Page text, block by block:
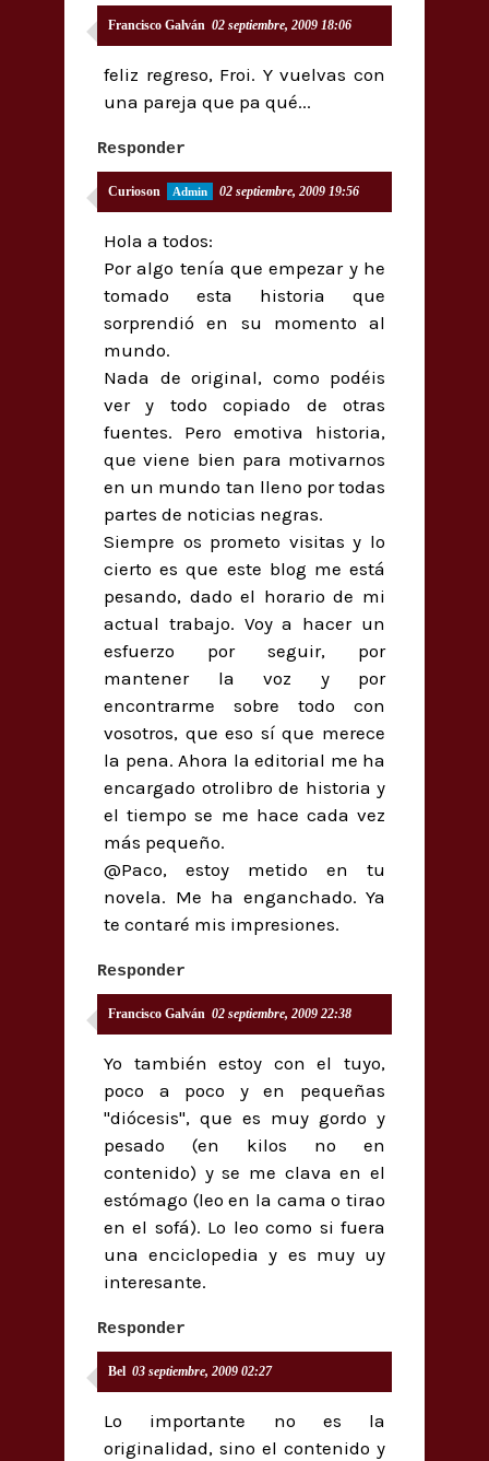
Francisco Galván 02 septiembre, 2009 18:06
feliz regreso, Froi. Y vuelvas con
una pareja que pa qué...
Responder
Curioson 02 septiembre, 2009 19:56
Hola a todos:
Por algo tenía que empezar y he
tomado esta historia que
sorprendió en su momento al
mundo.
Nada de original, como podéis
ver y todo copiado de otras
fuentes. Pero emotiva historia,
que viene bien para motivarnos
en un mundo tan lleno por todas
partes de noticias negras.
Siempre os prometo visitas y lo
cierto es que este blog me está
pesando, dado el horario de mi
actual trabajo. Voy a hacer un
esfuerzo por seguir, por
mantener la voz y por
encontrarme sobre todo con
vosotros, que eso sí que merece
la pena. Ahora la editorial me ha
encargado otrolibro de historia y
el tiempo se me hace cada vez
más pequeño.
@Paco, estoy metido en tu
novela. Me ha enganchado. Ya
te contaré mis impresiones.
Responder
Francisco Galván 02 septiembre, 2009 22:38
Yo también estoy con el tuyo,
poco a poco y en pequeñas
"diócesis", que es muy gordo y
pesado (en kilos no en
contenido) y se me clava en el
estómago (leo en la cama o tirao
en el sofá). Lo leo como si fuera
una enciclopedia y es muy uy
interesante.
Responder
Bel 03 septiembre, 2009 02:27
Lo importante no es la
originalidad, sino el contenido y